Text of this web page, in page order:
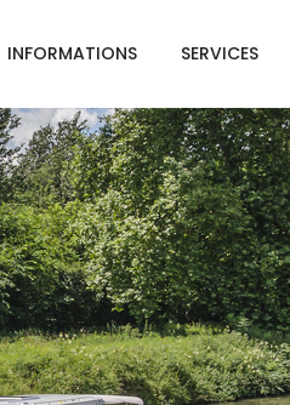
INFORMATIONS SERVICES